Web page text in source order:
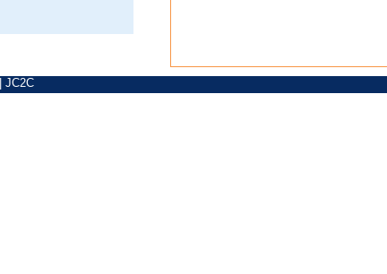
JC2C